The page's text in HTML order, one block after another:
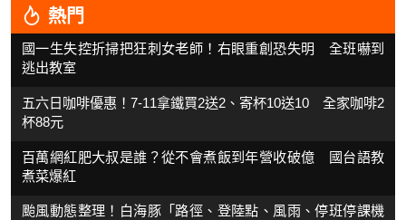
熱門
國一生失控折掃把狂刺女老師！右眼重創恐失明 全班嚇到
逃出教室
五六日咖啡優惠！7-11拿鐵買2送2、寄杯10送10 全家咖啡2
杯88元
百萬網紅肥大叔是誰？從不會煮飯到年營收破億 國台語教
煮菜爆紅
颱風動態整理！白海豚「路徑、登陸點、風雨、停班停課機